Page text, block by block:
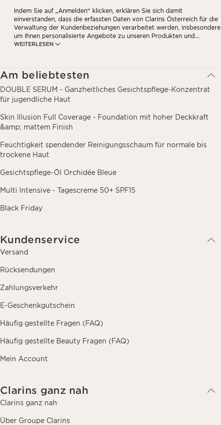
WEITERLESEN
Indem Sie auf „Anmelden“ klicken, erklären Sie sich damit
einverstanden, dass die erfassten Daten von Clarins Österreich für die
Verwaltung der Kundenbeziehungen verarbeitet werden, insbesondere
um Ihnen personalisierte Angebote zu unseren Produkten und
Dienstleistungen entsprechend Ihrem Kaufverhalten, Ihren
analytische Zwecke.
Am beliebtesten
DOUBLE SERUM - Ganzheitliches Gesichtspflege-Konzentrat
für jugendliche Haut
Skin Illusion Full Coverage - Foundation mit hoher Deckkraft
&amp; mattem Finish
Feuchtigkeit spendender Reinigungsschaum für normale bis
trockene Haut
Gesichtspflege-Öl Orchidée Bleue
Multi Intensive - Tagescreme 50+ SPF15
Black Friday
Kundenservice
Versand
Rücksendungen
Zahlungsverkehr
E-Geschenkgutschein
Häufig gestellte Fragen (FAQ)
Häufig gestellte Beauty Fragen (FAQ)
Mein Account
Clarins ganz nah
Clarins ganz nah
Über Groupe Clarins